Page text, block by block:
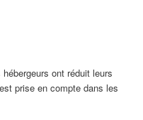
ont réduit leurs
prise en compte dans les